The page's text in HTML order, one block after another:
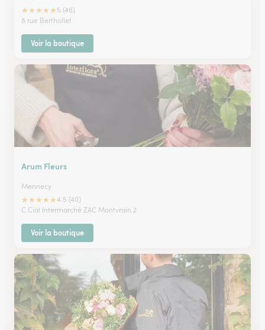
★★★★★ 5 (46)
8 rue Berthollet
Voir la boutique
Arum Fleurs
Mennecy
★★★★★4.5 (40)
C.Cial Intermarché ZAC Montvrain 2
Voir la boutique